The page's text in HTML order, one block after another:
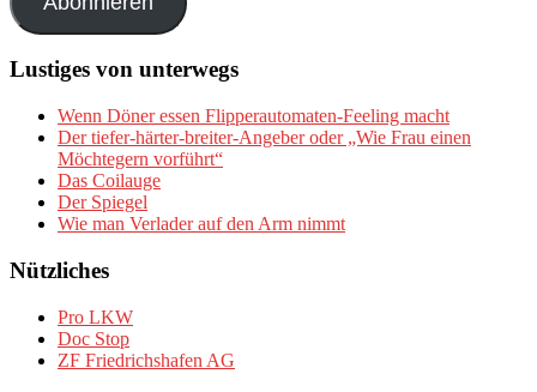
Lustiges von unterwegs
Wenn Döner essen Flipperautomaten-Feeling macht
Der tiefer-härter-breiter-Angeber oder „Wie Frau einen
Möchtegern vorführt“
Das Coilauge
Der Spiegel
Wie man Verlader auf den Arm nimmt
Nützliches
Pro LKW
Doc Stop
ZF Friedrichshafen AG